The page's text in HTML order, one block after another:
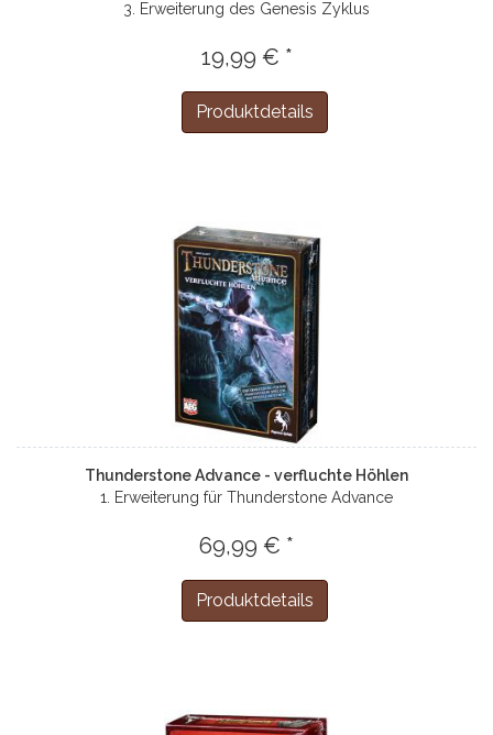
3. Erweiterung des Genesis Zyklus
19,99 € *
Produktdetails
Thunderstone Advance - verfluchte Höhlen
1. Erweiterung für Thunderstone Advance
69,99 € *
Produktdetails